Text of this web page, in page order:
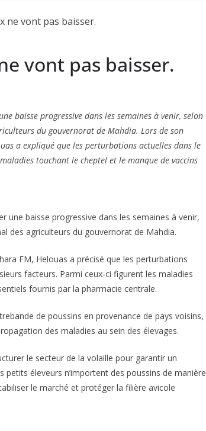
vont pas baisser.
baisse progressive dans les semaines à venir, selon
du gouvernorat de Mahdia. Lors de son
a expliqué que les perturbations actuelles dans le
touchant le cheptel et le manque de vaccins
une baisse progressive dans les semaines à venir,
des agriculteurs du gouvernorat de Mahdia.
FM, Helouas a précisé que les perturbations
facteurs. Parmi ceux-ci figurent les maladies
fournis par la pharmacie centrale.
de poussins en provenance de pays voisins,
des maladies au sein des élevages.
le secteur de la volaille pour garantir un
éleveurs n’importent des poussins de manière
le marché et protéger la filière avicole